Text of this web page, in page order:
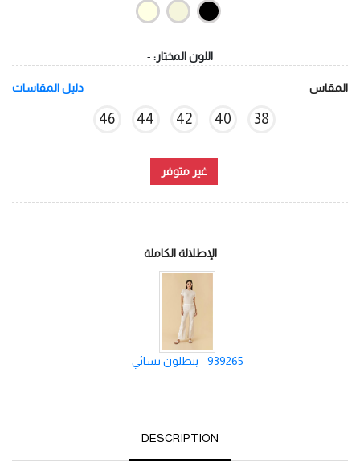
اللون المختار: -
المقاس دليل المقاسات
38
40
42
44
46
غير متوفر
الإطلالة الكاملة
939265 - بنطلون نسائي
DESCRIPTION